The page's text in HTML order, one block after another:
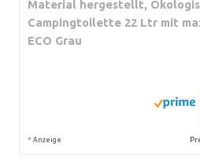
Material hergestellt,
Campingtoilette 22 Ltr mit
ECO Grau
* Anzeige